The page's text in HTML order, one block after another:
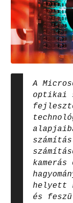
A
optikai
helyett
és